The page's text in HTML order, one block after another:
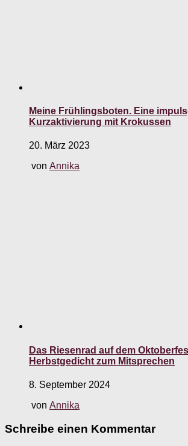
Meine Frühlingsboten. Eine
Kurzaktivierung mit Krokussen
20. März 2023
von Annika
Das Riesenrad auf dem
Herbstgedicht zum Mitsprechen
8. September 2024
von Annika
Schreibe einen Kommentar